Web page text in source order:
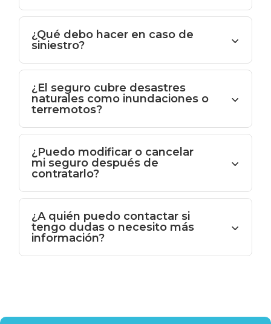
¿Qué debo hacer en caso de
siniestro?
¿El seguro cubre desastres
naturales como inundaciones o
terremotos?
¿Puedo modificar o cancelar
mi seguro después de
contratarlo?
¿A quién puedo contactar si
tengo dudas o necesito más
información?